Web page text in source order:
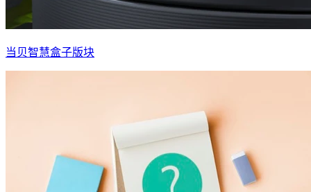
当贝智慧盒子版块